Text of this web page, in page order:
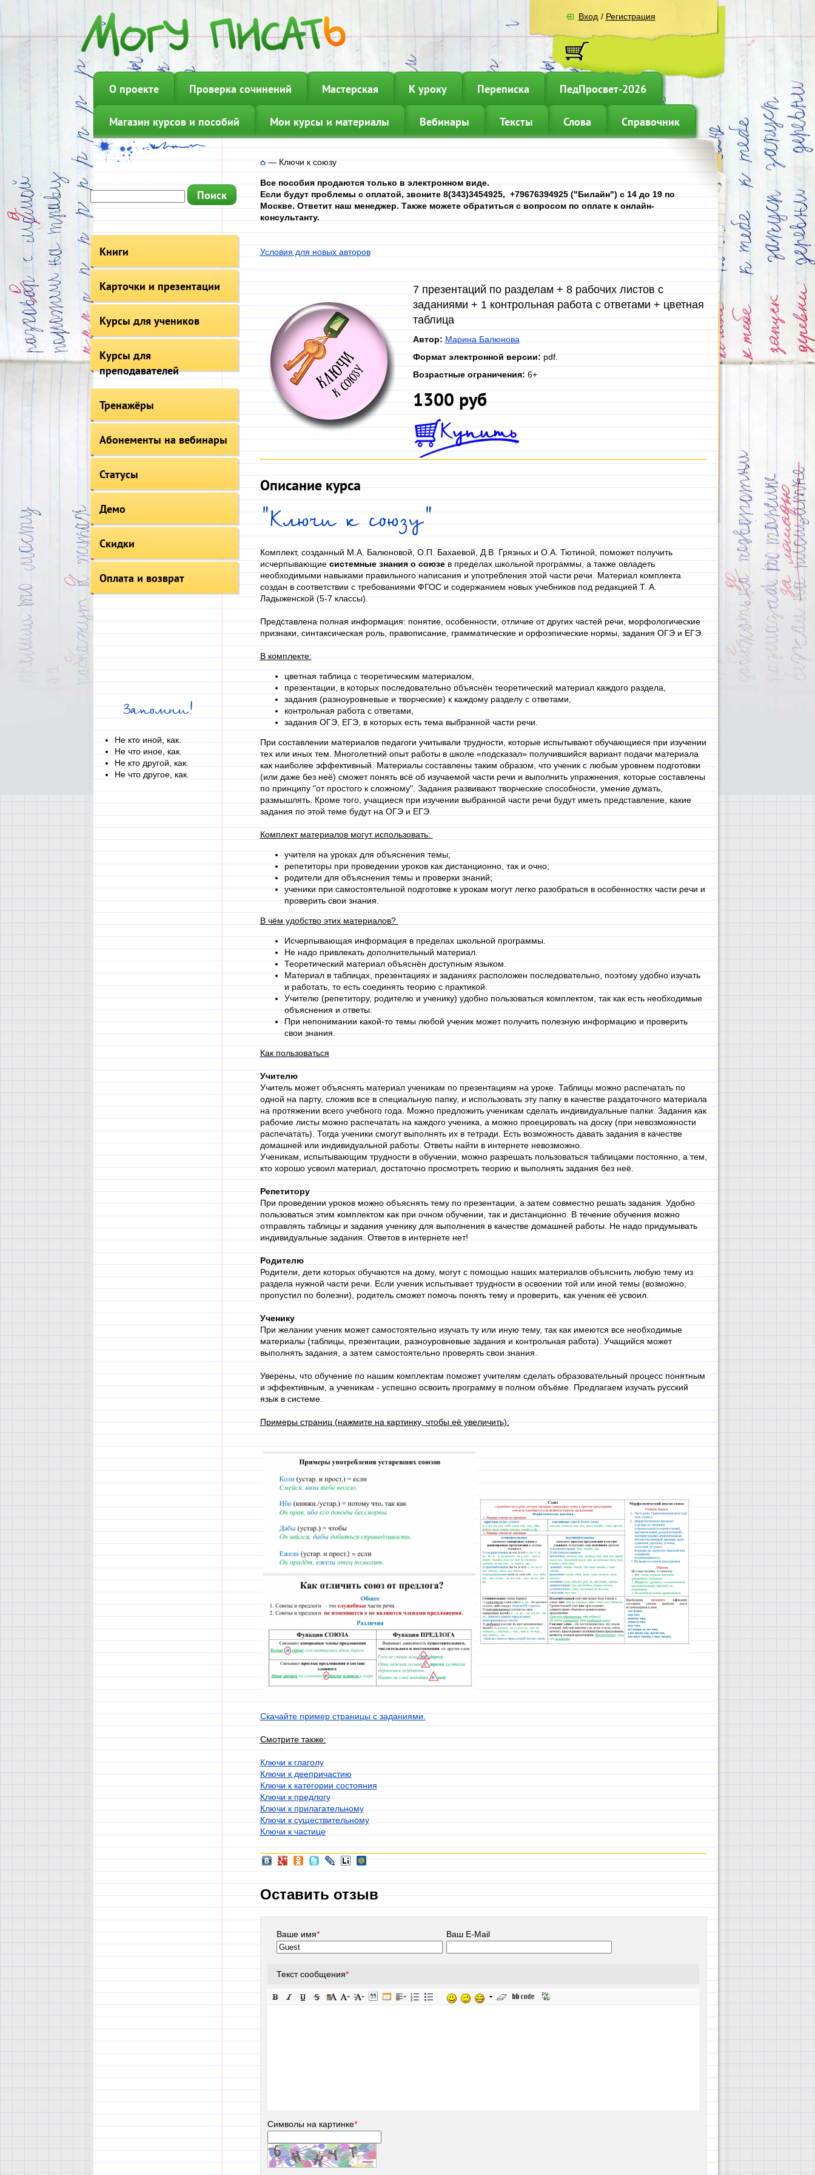
Вход / Регистрация
О проекте Проверка сочинений Мастерская К уроку Переписка ПедПросвет-2026
Магазин курсов и пособий Мои курсы и материалы Вебинары Тексты Слова Справочник
Книги
Карточки и презентации
Курсы для учеников
Курсы для
преподавателей
Тренажёры
Абонементы на вебинары
Статусы
Демо
Скидки
Оплата и возврат
Запомни!
Не кто иной, как.
Не что иное, как.
Не кто другой, как.
Не что другое, как.
—Ключи к союзу
Все пособия продаются только в электронном виде.
Если будут проблемы с оплатой, звоните 8(343)3454925, +79676394925 ("Билайн") с 14 до 19 по
Москве. Ответит наш менеджер. Также можете обратиться с вопросом по оплате к онлайн-
консультанту.
Условия для новых авторов
7 презентаций по разделам + 8 рабочих листов с
заданиями + 1 контрольная работа с ответами + цветная
таблица
Автор: Марина Балюнова
Формат электронной версии: pdf.
Возрастные ограничения: 6+
1300 руб
Описание курса
"Ключи к союзу"
Комплект, созданный М.А. Балюновой, О.П. Бахаевой, Д.В. Грязных и О.А. Тютиной, поможет получить
исчерпывающиесистемные знания о союзев пределах школьной программы, а также овладеть
необходимыми навыками правильного написания и употребления этой части речи. Материал комплекта
создан в соответствии с требованиями ФГОС и содержанием новых учебников под редакцией Т. А.
Ладыженской (5-7 классы).
Представлена полная информация: понятие, особенности, отличие от других частей речи, морфологические
признаки, синтаксическая роль, правописание, грамматические и орфоэпические нормы, задания ОГЭ и ЕГЭ.
В комплекте:
цветная таблица с теоретическим материалом,
презентации, в которых последовательно объяснён теоретический материал каждого раздела,
задания (разноуровневые и творческие) к каждому разделу с ответами,
контрольная работа с ответами,
задания ОГЭ, ЕГЭ, в которых есть тема выбранной части речи.
При составлении материалов педагоги учитывали трудности, которые испытывают обучающиеся при изучении
тех или иных тем. Многолетний опыт работы в школе «подсказал» получившийся вариант подачи материала
как наиболее эффективный. Материалы составлены таким образом, что ученик с любым уровнем подготовки
(или даже без неё) сможет понять всё об изучаемой части речи и выполнить упражнения, которые составлены
по принципу "от простого к сложному". Задания развивают творческие способности, умение думать,
размышлять. Кроме того, учащиеся при изучении выбранной части речи будут иметь представление, какие
задания по этой теме будут на ОГЭ и ЕГЭ.
Комплект материалов могут использовать:
учителя на уроках для объяснения темы;
репетиторы при проведении уроков как дистанционно, так и очно;
родители для объяснения темы и проверки знаний;
ученики при самостоятельной подготовке к урокам могут легко разобраться в особенностях части речи и
проверить свои знания.
В чём удобство этих материалов?
Исчерпывающая информация в пределах школьной программы.
Не надо привлекать дополнительный материал.
Теоретический материал объяснён доступным языком.
Материал в таблицах, презентациях и заданиях расположен последовательно, поэтому удобно изучать
и работать, то есть соединять теорию с практикой.
Учителю (репетитору, родителю и ученику) удобно пользоваться комплектом, так как есть необходимые
объяснения и ответы.
При непонимании какой-то темы любой ученик может получить полезную информацию и проверить
свои знания.
Как пользоваться
Учителю
Учитель может объяснять материал ученикам по презентациям на уроке. Таблицы можно распечатать по
одной на парту, сложив все в специальную папку, и использовать эту папку в качестве раздаточного материала
на протяжении всего учебного года. Можно предложить ученикам сделать индивидуальные папки. Задания как
рабочие листы можно распечатать на каждого ученика, а можно проецировать на доску (при невозможности
распечатать). Тогда ученики смогут выполнять их в тетради. Есть возможность давать задания в качестве
домашней или индивидуальной работы. Ответы найти в интернете невозможно.
Ученикам, испытывающим трудности в обучении, можно разрешать пользоваться таблицами постоянно, а тем,
кто хорошо усвоил материал, достаточно просмотреть теорию и выполнять задания без неё.
Репетитору
При проведении уроков можно объяснять тему по презентации, а затем совместно решать задания. Удобно
пользоваться этим комплектом как при очном обучении, так и дистанционно. В течение обучения можно
отправлять таблицы и задания ученику для выполнения в качестве домашней работы. Не надо придумывать
индивидуальные задания. Ответов в интернете нет!
Родителю
Родители, дети которых обучаются на дому, могут с помощью наших материалов объяснить любую тему из
раздела нужной части речи. Если ученик испытывает трудности в освоении той или иной темы (возможно,
пропустил по болезни), родитель сможет помочь понять тему и проверить, как ученик её усвоил.
Ученику
При желании ученик может самостоятельно изучать ту или иную тему, так как имеются все необходимые
материалы (таблицы, презентации, разноуровневые задания и контрольная работа). Учащийся может
выполнять задания, а затем самостоятельно проверять свои знания.
Уверены, что обучение по нашим комплектам поможет учителям сделать образовательный процесс понятным
и эффективным, а ученикам - успешно освоить программу в полном объёме. Предлагаем изучать русский
язык в системе.
Примеры страниц (нажмите на картинку, чтобы её увеличить):
Скачайте пример страницыс заданиями.
Смотрите также:
Ключи к глаголу
Ключи к деепричастию
Ключи к категории состояния
Ключи к предлогу
Ключи к прилагательному
Ключи к существительному
Ключи к частице
Оставить отзыв
Ваше имя* Ваш E-Mail
Текст сообщения*
Символы на картинке*